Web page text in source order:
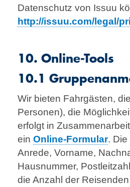
Datenschutz von Issuu
http://issuu.com/legal/
10. Online-Tools
10.1
Wir bieten Fahrgästen,
Personen), die
erfolgt in
ein Online-Formular. Die
Anrede, Vorname,
Hausnummer,
die Anzahl der